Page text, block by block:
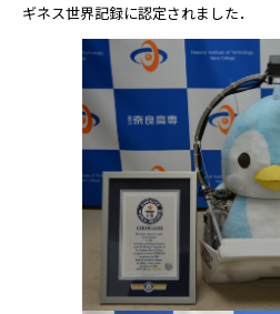
ギネス世界記録に認定されました．